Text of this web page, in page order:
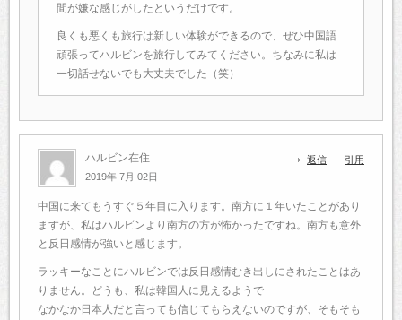
間が嫌な感じがしたというだけです。
良くも悪くも旅行は新しい体験ができるので、ぜひ中国語
頑張ってハルビンを旅行してみてください。ちなみに私は
一切話せないでも大丈夫でした（笑）
ハルビン在住
2019年 7月 02日
返信 引用
中国に来てもうすぐ５年目に入ります。南方に１年いたことがあり
ますが、私はハルビンより南方の方が怖かったですね。南方も意外
と反日感情が強いと感じます。
ラッキーなことにハルビンでは反日感情むき出しにされたことはあ
りません。どうも、私は韓国人に見えるようで
なかなか日本人だと言っても信じてもらえないのですが、そもそも